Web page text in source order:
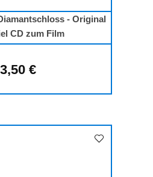
- Original
CD zum Film
Regulärer Preis:
3,50 €